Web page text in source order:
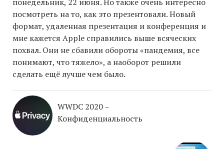
понедельник, 22 июня. Но также очень интересно
посмотреть на то, как это презентовали. Новый
формат, удаленная презентация и конференция и
мне кажется Apple справились выше всяческих
похвал. Они не сбавили обороты «пандемия, все
понимают, что тяжело», а наоборот решили
сделать ещё лучше чем было.
WWDC 2020 –
Конфиденциальность